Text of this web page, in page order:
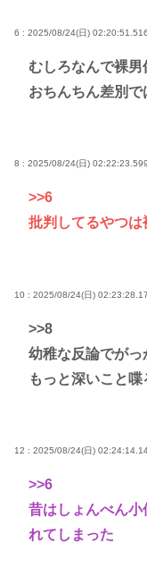
6 : 2025/08/24(日) 02:20:51.516
むしろなんで裸
おちんちん差別で
8 : 2025/08/24(日) 02:22:23.599
>>6
批判してるやつ
10 : 2025/08/24(日)
>>8
幼稚な反論でがっ
もっと深いこと
12 : 2025/08/24(日)
>>6
昔はしょんべん小
れてしまった